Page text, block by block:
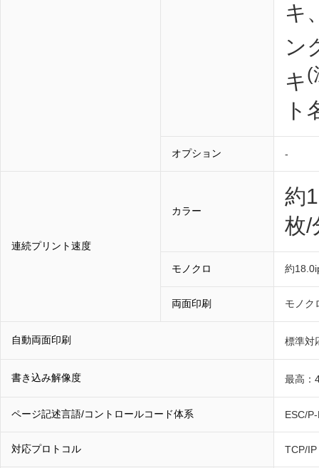
キ
ン
キ(
ト
オプション -
連続プリント速度
カラー
約
枚/
モノクロ 約
両面印刷 モノク
自動両面印刷 標準対
書き込み解像度 最高：
ページ記述言語/コントロールコード体系 ESC/
対応プロトコル TCP/IP